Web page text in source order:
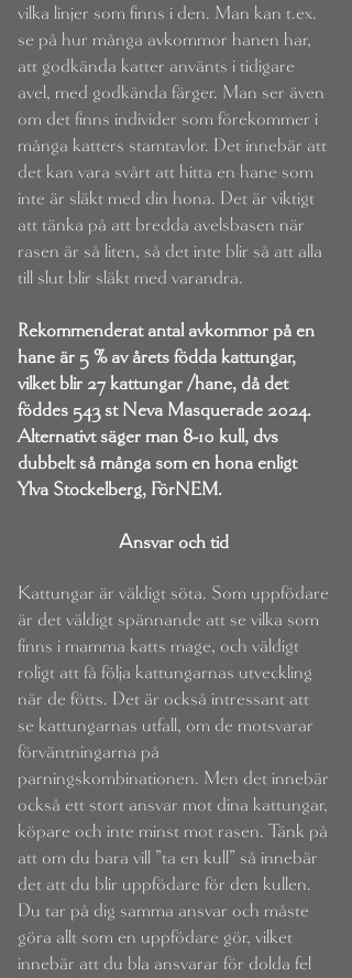
vilka linjer som finns i den. Man kan t.ex.
se på hur många avkommor hanen har,
att godkända katter använts i tidigare
avel, med godkända färger. Man ser även
om det finns individer som förekommer i
många katters stamtavlor. Det innebär att
det kan vara svårt att hitta en hane som
inte är släkt med din hona. Det är viktigt
att tänka på att bredda avelsbasen när
rasen är så liten, så det inte blir så att alla
till slut blir släkt med varandra.
Rekommenderat antal avkommor på en
hane är 5 % av årets födda kattungar,
vilket blir 27 kattungar /hane, då det
föddes 543 st Neva Masquerade 2024.
Alternativt säger man 8-10 kull, dvs
dubbelt så många som en hona enligt
Ylva Stockelberg, FörNEM.
Ansvar och tid
Kattungar är väldigt söta. Som uppfödare
är det väldigt spännande att se vilka som
finns i mamma katts mage, och väldigt
roligt att få följa kattungarnas utveckling
när de fötts. Det är också intressant att
se kattungarnas utfall, om de motsvarar
förväntningarna på
parningskombinationen. Men det innebär
också ett stort ansvar mot dina kattungar,
köpare och inte minst mot rasen. Tänk på
att om du bara vill ”ta en kull” så innebär
det att du blir uppfödare för den kullen.
Du tar på dig samma ansvar och måste
göra allt som en uppfödare gör, vilket
innebär att du bla ansvarar för dolda fel